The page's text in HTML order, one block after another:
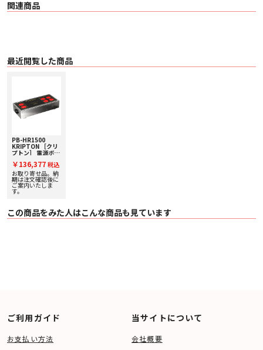
「ロジウムメッキ仕上げ」で高品位・高音質を実現
は、信頼性が高く定評のあるロジウムメッキ仕上げを採用しました。
単品販売と同仕様の〈ネオフェード〉カーボンマトリックス３層材とステンレ
５．高級ハイブリッド・インシュレーターをフットに採用
単品販売と同仕様の〈ネオフェード〉カーボンマトリックス3層材とステンレ
スのハイブリッドで高性能なインシュレーターをフットに採用、底面からの外
■主な仕様
〇 品名 HR電源ボックス
〇 型名 PB-HR1500
〇 ＡＣインレット ロジュウムメッキ仕上げ
〇 コンセント レビトン社製ホスピタルグレード
〇 コンセントアース 独立型
〇 コンセント数 LowPower4個、PC&HighPower2個
〇 最大使用電流 15Ａ
〇 フィルター特性 （－40ｄＢ）100ｋＨｚ／10ＭＨｚ
関連商品
最近閲覧した商品
PB-HR1500
KRIPTON ［クリ
プトン］ 電源ボッ
￥136,377 税込
お取り寄せ品。納
期は注文確認後に
ご案内いたしま
す。
この商品をみた人はこんな商品も見ています
ご利用ガイド
お支払い方法
当サイトについて
会社概要